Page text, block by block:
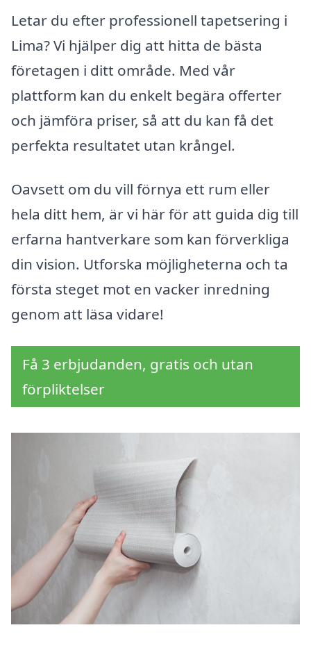
Letar du efter professionell tapetsering i
Lima? Vi hjälper dig att hitta de bästa
företagen i ditt område. Med vår
plattform kan du enkelt begära offerter
och jämföra priser, så att du kan få det
perfekta resultatet utan krångel.
Oavsett om du vill förnya ett rum eller
hela ditt hem, är vi här för att guida dig till
erfarna hantverkare som kan förverkliga
din vision. Utforska möjligheterna och ta
första steget mot en vacker inredning
genom att läsa vidare!
Få 3 erbjudanden, gratis och utan
förpliktelser